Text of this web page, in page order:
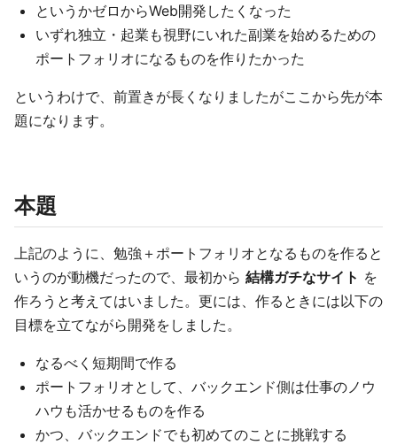
というかゼロからWeb開発したくなった
いずれ独立・起業も視野にいれた副業を始めるための
ポートフォリオになるものを作りたかった
というわけで、前置きが長くなりましたがここから先が本
題になります。
本題
上記のように、勉強＋ポートフォリオとなるものを作ると
いうのが動機だったので、最初から 結構ガチなサイト を
作ろうと考えてはいました。更には、作るときには以下の
目標を立てながら開発をしました。
なるべく短期間で作る
ポートフォリオとして、バックエンド側は仕事のノウ
ハウも活かせるものを作る
かつ、バックエンドでも初めてのことに挑戦する